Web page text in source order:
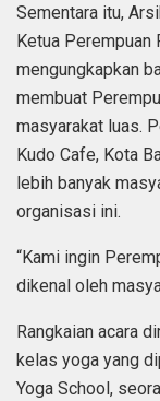
Sementara itu,
Ketua Perempuan
mengungkapkan
membuat
masyarakat luas.
Kudo Cafe, Kota
lebih banyak
organisasi ini.
“Kami ingin
dikenal oleh
Rangkaian acara
kelas yoga yang
Yoga School,